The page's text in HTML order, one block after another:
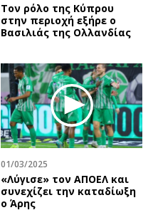
Τον ρόλο της Κύπρου
στην περιοχή εξήρε ο
Βασιλιάς της Ολλανδίας
01/03/2025
«Λύγισε» τον ΑΠΟΕΛ και
συνεχίζει την καταδίωξη
ο Άρης